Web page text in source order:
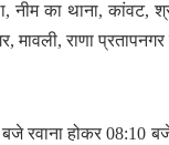
नीम का थाना, कांवट,
राणा
रवाना होकर 08:10